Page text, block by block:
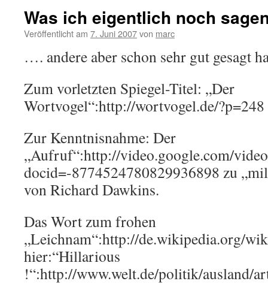
Was ich eigentlich noch
Veröffentlicht am 7. Juni 2007von marc
…. andere aber schon sehr gut gesagt
Zum vorletzten Spiegel-Titel: „Der
Wortvogel“:http://wortvogel.de/?p=248
Zur Kenntnisnahme: Der
„Aufruf“:http://video.google.com/
docid=-8774524780829936898 zu
von Richard Dawkins.
Das Wort zum frohen
„Leichnam“:http://de.wikipedia.org/
hier:“Hillarious
!“:http://www.welt.de/politik/ausland/